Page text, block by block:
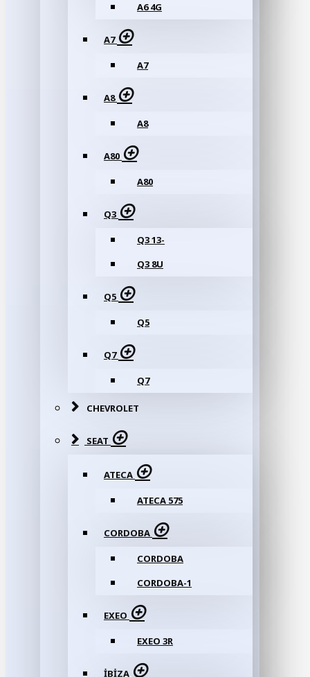
A6 4G
A7
A7
A8
A8
A80
A80
Q3
Q3 13-
Q3 8U
Q5
Q5
Q7
Q7
CHEVROLET
SEAT
ATECA
ATECA 575
CORDOBA
CORDOBA
CORDOBA-1
EXEO
EXEO 3R
İBIZA